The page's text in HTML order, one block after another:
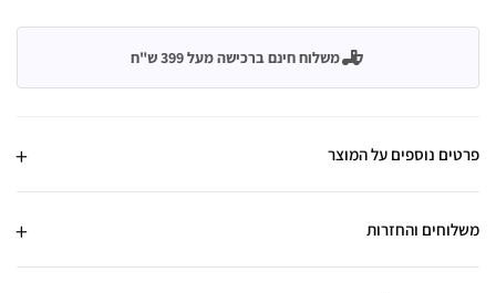
משלוח חינם ברכישה מעל 399 ש"ח
פרטים נוספים על המוצר
משלוחים והחזרות